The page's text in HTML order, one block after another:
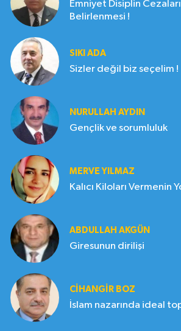
Emniyet Disiplin
Belirlenmesi !
SIKI ADA
Sizler değil biz seçelim !
NURULLAH AYDIN
Gençlik ve sorumluluk
MERVE YILMAZ
Kalıcı Kiloları Vermenin
ABDULLAH AKGÜN
Giresunun dirilişi
CIHANGIR BOZ
İslam nazarında ideal